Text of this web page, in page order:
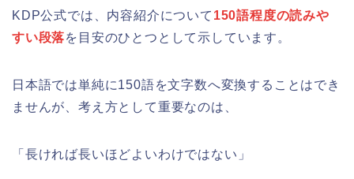
KDP公式では、内容紹介について 150語程度の読みや
すい段落を目安のひとつとして示しています。
日本語では単純に150語を文字数へ変換することはでき
ませんが、考え方として重要なのは、
「長ければ長いほどよいわけではない」